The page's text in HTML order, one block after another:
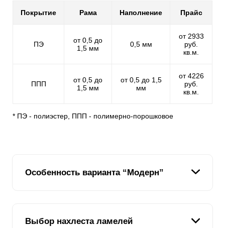
Покрытие Рама Наполнение Прайс
ПЭ
от 0,5 до
1,5 мм
0,5 мм
от 2933
руб.
кв.м.
ППП
от 0,5 до
1,5 мм
от 0,5 до 1,5
мм
от 4226
руб.
кв.м.
* ПЭ - полиэстер, ППП - полимерно-порошковое
Особенность варианта “Модерн”
Этот вариант забора одинаково выглядит с обеих
Выбор нахлеста ламелей